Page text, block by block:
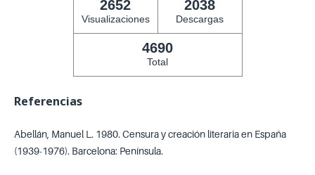
2652
Visualizaciones
2038
Descargas
4690
Total
Referencias
Abellán, Manuel L. 1980. Censura y creación literaria en España
(1939-1976). Barcelona: Península.